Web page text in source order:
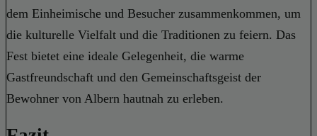
dem Einheimische und Besucher zusammenkommen, um
die kulturelle Vielfalt und die Traditionen zu feiern. Das
Fest bietet eine ideale Gelegenheit, die warme
Gastfreundschaft und den Gemeinschaftsgeist der
Bewohner von Albern hautnah zu erleben.